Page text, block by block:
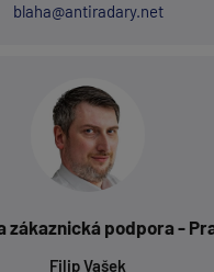
blaha@antiradary.net
zákaznická podpora -
Filip Vašek